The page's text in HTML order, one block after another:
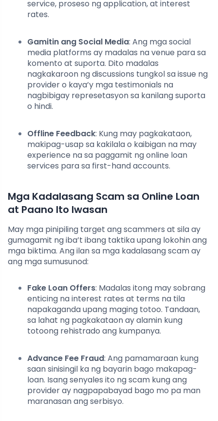
service, proseso ng application, at interest
rates.
Gamitin ang Social Media: Ang mga social
media platforms ay madalas na venue para sa
komento at suporta. Dito madalas
nagkakaroon ng discussions tungkol sa issue ng
provider o kaya’y mga testimonials na
nagbibigay represetasyon sa kanilang suporta
o hindi.
Offline Feedback: Kung may pagkakataon,
makipag-usap sa kakilala o kaibigan na may
experience na sa paggamit ng online loan
services para sa first-hand accounts.
Mga Kadalasang Scam sa Online Loan
at Paano Ito Iwasan
May mga pinipiling target ang scammers at sila ay
gumagamit ng iba’t ibang taktika upang lokohin ang
mga biktima. Ang ilan sa mga kadalasang scam ay
ang mga sumusunod:
Fake Loan Offers: Madalas itong may sobrang
enticing na interest rates at terms na tila
napakaganda upang maging totoo. Tandaan,
sa lahat ng pagkakataon ay alamin kung
totoong rehistrado ang kumpanya.
Advance Fee Fraud: Ang pamamaraan kung
saan sinisingil ka ng bayarin bago makapag-
loan. Isang senyales ito ng scam kung ang
provider ay nagpapabayad bago mo pa man
maranasan ang serbisyo.